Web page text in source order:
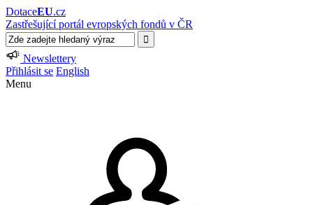
DotaceEU.cz
Zastřešující portál evropských fondů v ČR
Newslettery
Přihlásit se English
Menu